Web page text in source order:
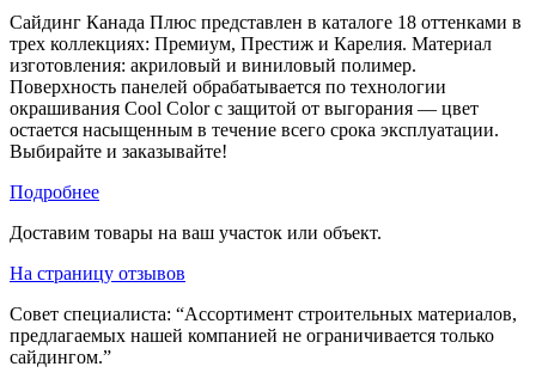
Сайдинг Канада Плюс представлен в каталоге 18 оттенками в
трех коллекциях: Премиум, Престиж и Карелия. Материал
изготовления: акриловый и виниловый полимер.
Поверхность панелей обрабатывается по технологии
окрашивания Cool Color с защитой от выгорания — цвет
остается насыщенным в течение всего срока эксплуатации.
Выбирайте и заказывайте!
Подробнее
Доставим товары на ваш участок или объект.
На страницу отзывов
Совет специалиста: “Ассортимент строительных материалов,
предлагаемых нашей компанией не ограничивается только
сайдингом.”